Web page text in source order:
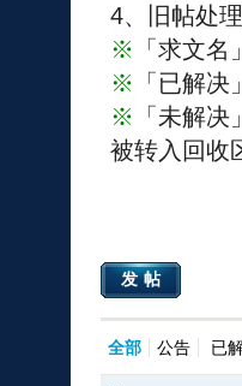
4、旧帖处理
※
「求文
※
「已解
※
「未解
被转入回收
发帖
全部 公告 已